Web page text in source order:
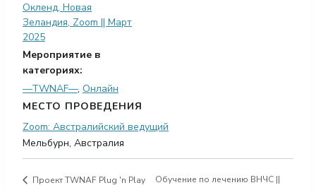
Окленд, Новая
Зеландия, Zoom || Март
2025
Мероприятие в
категориях:
—TWNAF—, Онлайн
МЕСТО ПРОВЕДЕНИЯ
Zoom: Австралийский ведущий
Мельбурн, Австралия
Проект TWNAF Plug 'n Play
Обучение по лечению ВНЧС ||